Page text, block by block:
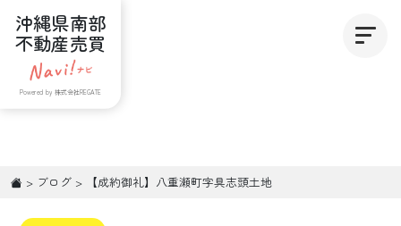
沖縄県南部
不動産売買
Powered by 株式会社REGATE
> ブログ > 【成約御礼】八重瀬町字具志頭土地